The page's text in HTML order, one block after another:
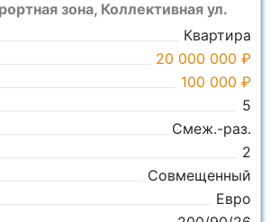
зона, Коллективная ул.
Квартира
20 000 000 ₽
100 000 ₽
5
Смеж.-раз.
2
Совмещенный
Евро